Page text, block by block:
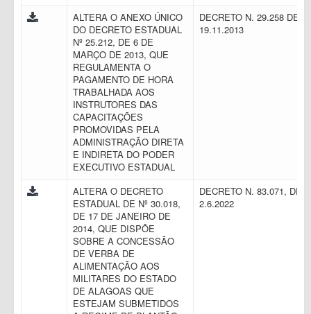
ALTERA O ANEXO ÚNICO
DO DECRETO ESTADUAL
Nº 25.212, DE 6 DE
MARÇO DE 2013, QUE
REGULAMENTA O
PAGAMENTO DE HORA
TRABALHADA AOS
INSTRUTORES DAS
CAPACITAÇÕES
PROMOVIDAS PELA
ADMINISTRAÇÃO DIRETA
E INDIRETA DO PODER
EXECUTIVO ESTADUAL
DECRETO N. 29.258 DE
19.11.2013
ALTERA O DECRETO
ESTADUAL DE Nº 30.018,
DE 17 DE JANEIRO DE
2014, QUE DISPÕE
SOBRE A CONCESSÃO
DE VERBA DE
ALIMENTAÇÃO AOS
MILITARES DO ESTADO
DE ALAGOAS QUE
ESTEJAM SUBMETIDOS
DECRETO N. 83.071, DE
2.6.2022